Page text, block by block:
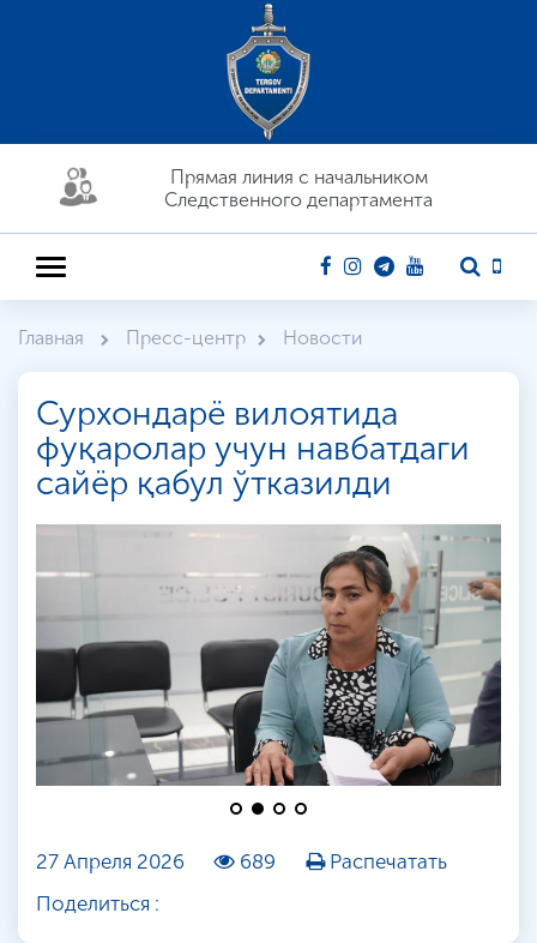
Прямая линия c начальником
Следственного департамента
Главная Пресс-центр Новости
Сурхондарё вилоятида
фуқаролар учун навбатдаги
сайёр қабул ўтказилди
27 Апреля 2026 689
Распечатать
Поделиться :